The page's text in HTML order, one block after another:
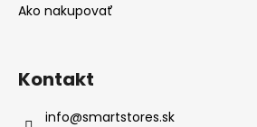
Ako nakupovať
Kontakt
info@smartstores.sk